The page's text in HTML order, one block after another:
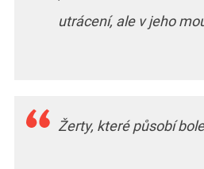
utrácení, ale v jeho
Žerty, které působí